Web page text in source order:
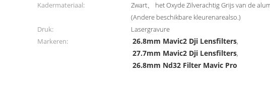
Kadermateriaal:
Zwart、 het Oxyde Zilverachtig Grijs van de
(Andere beschikbare kleurenarealso.)
Druk: Lasergravure
Markeren:
26.8mm Mavic2 Dji Lensfilters,
27.7mm Mavic2 Dji Lensfilters,
26.8mm Nd32 Filter Mavic Pro